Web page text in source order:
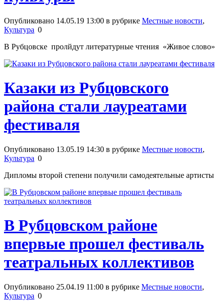
Опубликовано 14.05.19 13:00 в рубрике Местные новости,
Культура 0
В Рубцовске пролйдут литературные чтения «Живое слово»
Казаки из Рубцовского
района стали лауреатами
фестиваля
Опубликовано 13.05.19 14:30 в рубрике Местные новости,
Культура 0
Дипломы второй степени получили самодеятельные артисты
В Рубцовском районе
впервые прошел фестиваль
театральных коллективов
Опубликовано 25.04.19 11:00 в рубрике Местные новости,
Культура 0